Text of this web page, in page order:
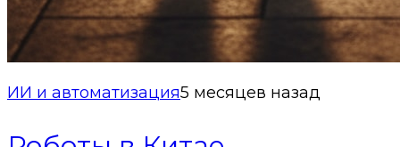
ИИ и автоматизация5 месяцев назад